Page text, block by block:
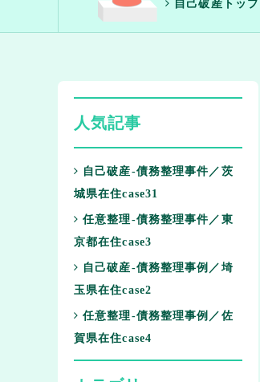
自己破産トップ
人気記事
自己破産-債務整理事件／茨
城県在住case31
任意整理-債務整理事件／東
京都在住case3
自己破産-債務整理事例／埼
玉県在住case2
任意整理-債務整理事例／佐
賀県在住case4